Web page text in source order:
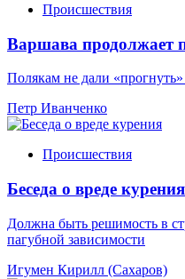
Происшествия
Варшава продолжает
Полякам не дали
Петр Иванченко
Происшествия
Беседа о вреде курения
Должна быть решимость в
пагубной зависимости
Игумен Кирилл (Сахаров)